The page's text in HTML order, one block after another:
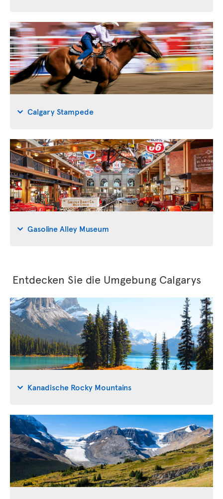
Calgary Stampede
Gasoline Alley Museum
Entdecken Sie die Umgebung Calgarys
Kanadische Rocky Mountains